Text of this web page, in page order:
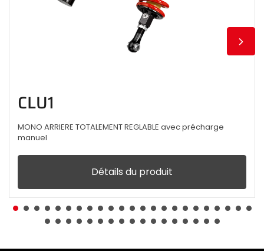
CLU1
MONO ARRIERE TOTALEMENT REGLABLE avec précharge
manuel
Détails du produit